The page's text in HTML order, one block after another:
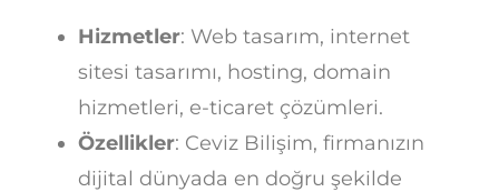
Hizmetler: Web tasarım, internet
sitesi tasarımı, hosting, domain
hizmetleri, e-ticaret çözümleri.
Özellikler: Ceviz Bilişim, firmanızın
dijital dünyada en doğru şekilde